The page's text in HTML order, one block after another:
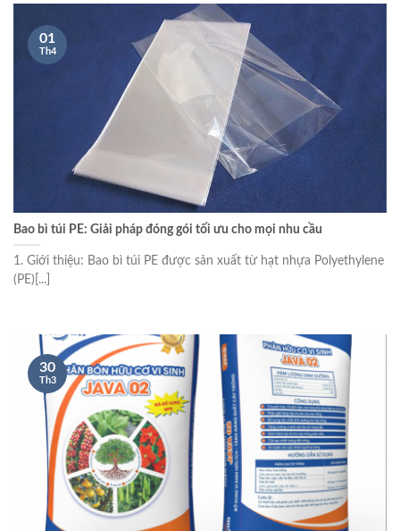
Bao bì túi PE: Giải pháp đóng gói tối ưu cho mọi nhu cầu
1. Giới thiệu: Bao bì túi PE được sản xuất từ hạt nhựa Polyethylene
(PE)[...]
01
Th4
30
Th3